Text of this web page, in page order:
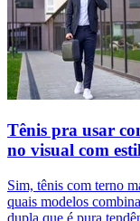
Tênis pra usar
no visual com
Sim, tênis com terno
quais modelos
dupla que é pura